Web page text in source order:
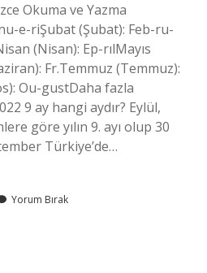
Okuma ve Yazma
e-riŞubat (Şubat): Feb-ru-
(Nisan): Ep-rılMayıs
Fr.Temmuz (Temmuz):
Ou-gustDaha fazla
9 ay hangi aydır? Eylül,
göre yılın 9. ayı olup 30
Türkiye’de…
Yorum Bırak